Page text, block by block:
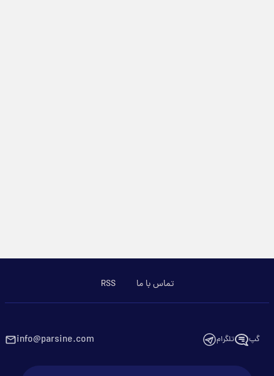
تماس با ما RSS
گپ تلگرام info@parsine.com